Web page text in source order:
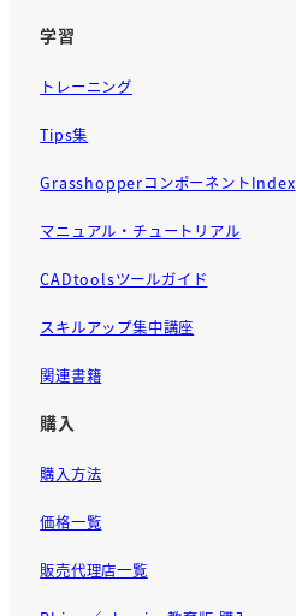
学習
トレーニング
Tips集
GrasshopperコンポーネントIndex
マニュアル・チュートリアル
CADtoolsツールガイド
スキルアップ集中講座
関連書籍
購入
購入方法
価格一覧
販売代理店一覧